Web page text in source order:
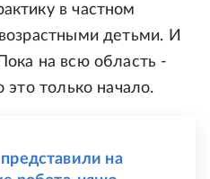
в частном
детьми. И
на всю область -
это только начало.
на